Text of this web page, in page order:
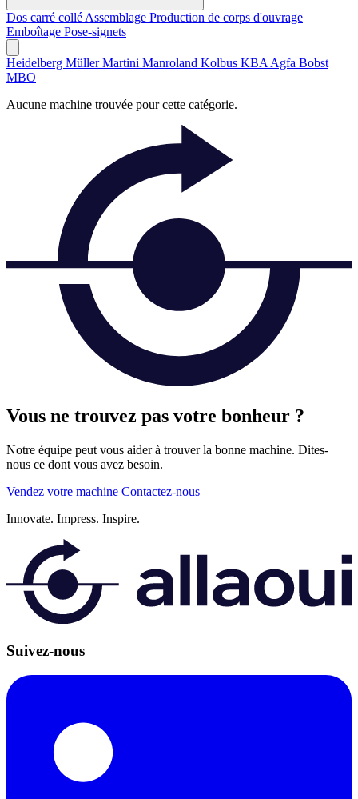
Dos carré collé Assemblage Production de corps d'ouvrage
Emboîtage Pose-signets
Heidelberg Müller Martini Manroland Kolbus KBA Agfa Bobst
MBO
Aucune machine trouvée pour cette catégorie.
Vous ne trouvez pas votre bonheur ?
Notre équipe peut vous aider à trouver la bonne machine. Dites-
nous ce dont vous avez besoin.
Vendez votre machine Contactez-nous
Innovate. Impress. Inspire.
Suivez-nous